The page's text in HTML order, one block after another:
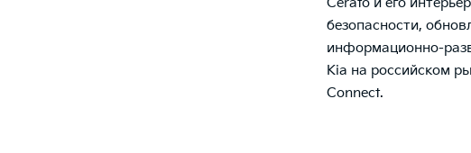
безопасности,
информационно-
Kia на российском
Connect.